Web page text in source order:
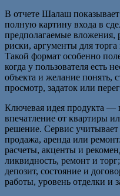
В отчете Шалаш
полную картину входа в
предполагаемые вложения,
риски, аргументы для
Такой формат особенно
когда у пользователя есть
объекта и желание понять,
просмотр, задаток или
Ключевая идея продукта —
впечатление от квартиры
решение. Сервис учитывает
продажа, аренда или
расчеты, акценты и
ликвидность, ремонт и
депозит, состояние и
работы, уровень отделки и